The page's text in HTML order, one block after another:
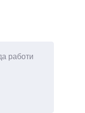
работи